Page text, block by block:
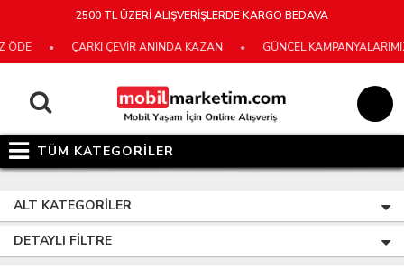
2500 TL ÜZERİ ALIŞVERİŞLERDE KARGO BEDAVA
• ÇARKI ÇEVİR ANINDA KAZAN • GÜNCEL KAMPANYALARIMIZ
TÜM KATEGORİLER
ALT KATEGORILER
DETAYLI FILTRE